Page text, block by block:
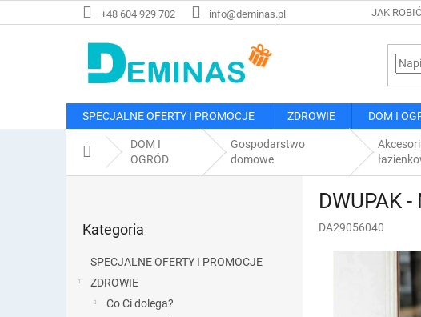
do
+48 604 929 702 info@deminas.pl JAK
SPECJALNE OFERTY I PROMOCJE ZDROWIE DOM I
Home
DOM I
OGRÓD
Gospodarstwo
domowe
kategorie
Kategoria
SPECJALNE OFERTY I PROMOCJE
ZDROWIE
Co Ci dolega?
DWUPAK
DA29056040